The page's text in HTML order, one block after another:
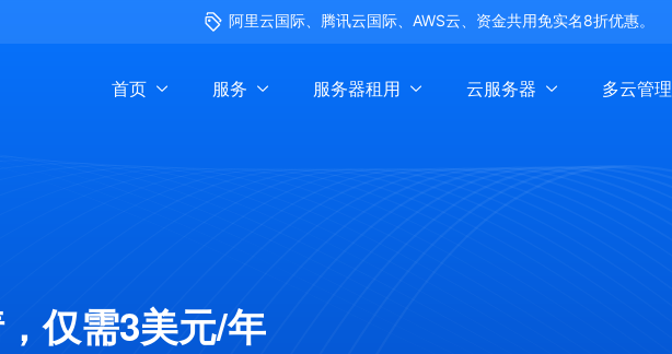
阿里云国际、腾讯云国际、AWS云、资金共用免实名8折优惠。
首页 服务 服务器租用 云服务器 多云管理
仅需3美元/年